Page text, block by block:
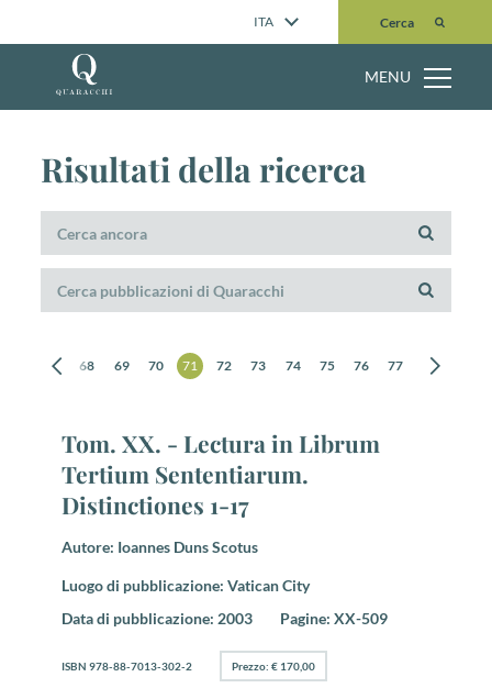
ITA Cerca
Cerca
MENU
Risultati della ricerca
67 68 69 70 71 72 73 74 75 76 77 78
Tom. XX. - Lectura in Librum
Tertium Sententiarum.
Distinctiones 1-17
Autore: Ioannes Duns Scotus
Luogo di pubblicazione: Vatican City
Data di pubblicazione: 2003 Pagine: XX-509
ISBN 978-88-7013-302-2 Prezzo: € 170,00